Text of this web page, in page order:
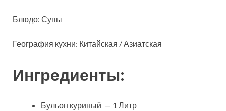
Блюдо: Супы
География кухни: Китайская / Азиатская
Ингредиенты:
Бульон куриный — 1 Литр